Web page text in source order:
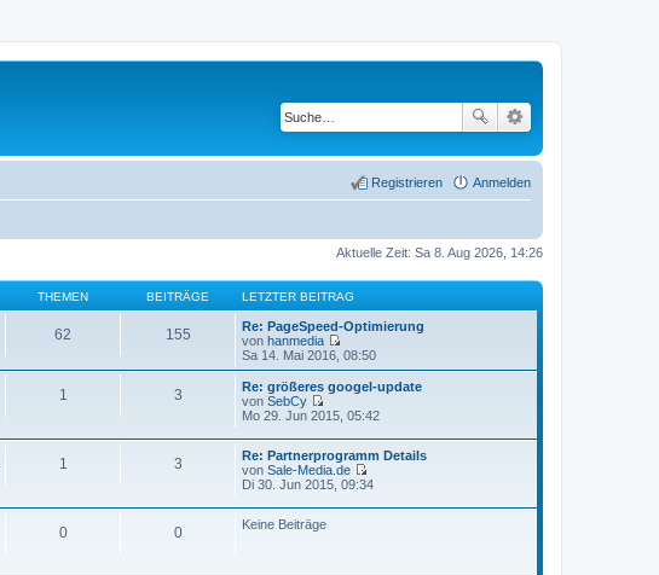
Anmelden
Registrieren
Aktuelle Zeit: Sa 8. Aug 2026, 14:26
THEMEN BEITRÄGE LETZTER BEITRAG
62 155
Re: PageSpeed-Optimierung
von hanmedia
N
e
u
e
s
t
e
r
B
e
t
Sa 14. Mai 2016, 08:50
1 3
Re: größeres googel-update
von SebCy
N
u
e
s
t
B
Mo 29. Jun 2015, 05:42
1 3
Re: Partnerprogramm Details
von Sale-Media.de
N
u
Di 30. Jun 2015, 09:34
0 0 Keine Beiträge